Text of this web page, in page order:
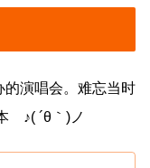
的演唱会。难忘当时
♪( ´θ｀)ノ